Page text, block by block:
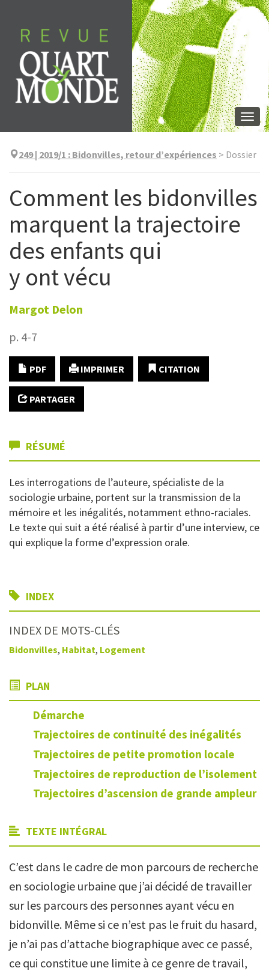
contenu
249 | 2019/1 : Bidonvilles, retour d’expériences > Dossier
Comment les bidonvilles
marquent la trajectoire
des enfants qui
y ont vécu
Margot Delon
p. 4-7
PDF IMPRIMER CITATION
PARTAGER
RÉSUMÉ
Les interrogations de l’auteure, spécialiste de la
sociologie urbaine, portent sur la transmission de la
mémoire et les inégalités, notamment ethno-raciales.
Le texte qui suit a été réalisé à partir d’une interview, ce
qui explique la forme d’expression orale.
INDEX
INDEX DE MOTS-CLÉS
Bidonvilles, Habitat, Logement
PLAN
Démarche
Trajectoires de continuité des inégalités
Trajectoires de petite promotion locale
Trajectoires de reproduction de l’isolement
Trajectoires d’ascension de grande ampleur
TEXTE INTÉGRAL
C’est dans le cadre de mon parcours de recherche
en sociologie urbaine que j’ai décidé de travailler
sur les parcours des personnes ayant vécu en
bidonville. Même si ce n’est pas le fruit du hasard,
je n’ai pas d’attache biographique avec ce passé,
ce qui constitue une limite à ce genre de travail,